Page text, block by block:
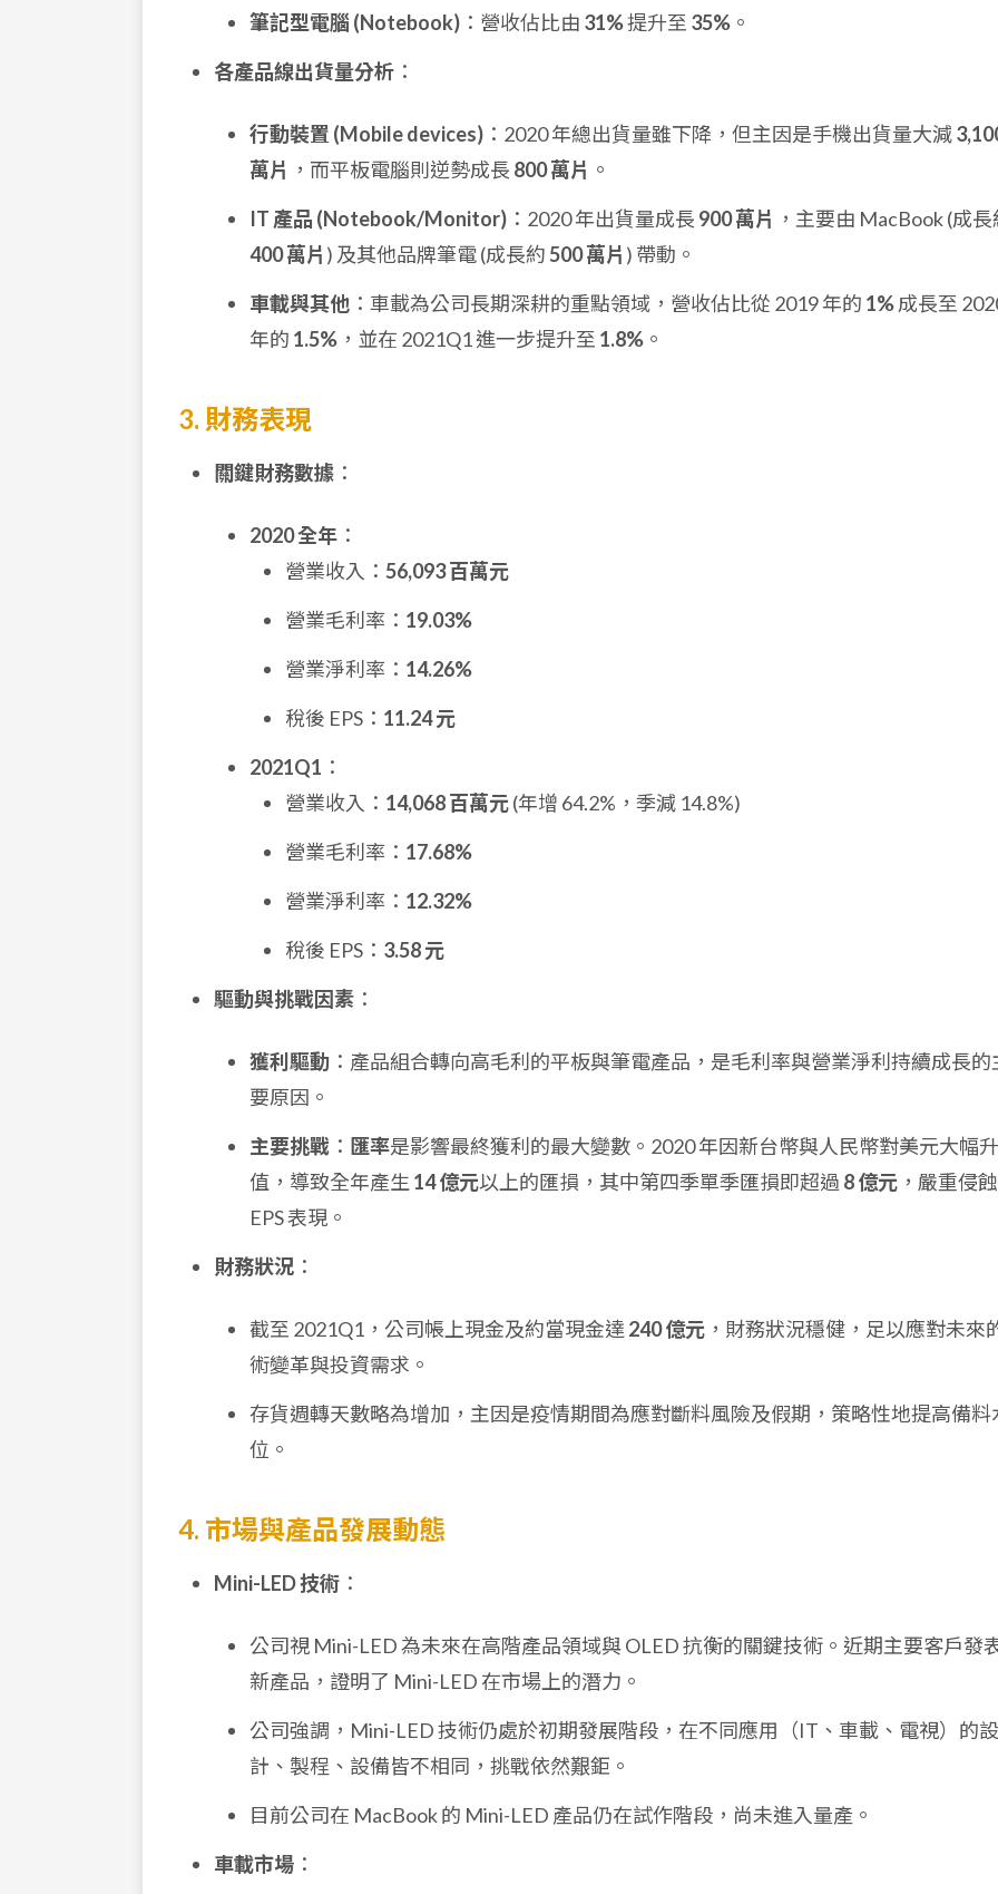
筆記型電腦 (Notebook) ：營收佔比由 31%提升至 35% 。
各產品線出貨量分析 ：
行動裝置 (Mobile devices) ：2020 年總出貨量雖下降，但主因是手機出貨量大減
萬片 ，而平板電腦則逆勢成長 800 萬片 。
IT 產品 (Notebook/Monitor) ：2020 年出貨量成長 900 萬片 ，主要由 MacBook (成長
400 萬片 ) 及其他品牌筆電 (成長約500 萬片 ) 帶動。
車載與其他 ：車載為公司長期深耕的重點領域，營收佔比從 2019 年的 1%成長至
年的 1.5% ，並在 2021Q1 進一步提升至 1.8% 。
3. 財務表現
關鍵財務數據 ：
2020 全年 ：
營業收入： 56,093 百萬元
營業毛利率： 19.03%
營業淨利率： 14.26%
稅後 EPS： 11.24 元
2021Q1 ：
營業收入： 14,068 百萬元(年增 64.2%，季減 14.8%)
營業毛利率： 17.68%
營業淨利率： 12.32%
稅後 EPS： 3.58 元
驅動與挑戰因素 ：
獲利驅動 ：產品組合轉向高毛利的平板與筆電產品，是毛利率與營業淨利持續成長的
要原因。
主要挑戰 ： 匯率是影響最終獲利的最大變數。2020 年因新台幣與人民幣對美元大幅升
值，導致全年產生 14 億元以上的匯損，其中第四季單季匯損即超過 8 億元 ，嚴重侵蝕
EPS 表現。
財務狀況 ：
截至 2021Q1，公司帳上現金及約當現金達 240 億元 ，財務狀況穩健，足以應對未來
術變革與投資需求。
存貨週轉天數略為增加，主因是疫情期間為應對斷料風險及假期，策略性地提高備料
位。
4. 市場與產品發展動態
Mini-LED 技術 ：
公司視 Mini-LED 為未來在高階產品領域與 OLED 抗衡的關鍵技術。近期主要客戶發
新產品，證明了 Mini-LED 在市場上的潛力。
公司強調，Mini-LED 技術仍處於初期發展階段，在不同應用（IT、車載、電視）的設
計、製程、設備皆不相同，挑戰依然艱鉅。
目前公司在 MacBook 的 Mini-LED 產品仍在試作階段，尚未進入量產。
車載市場 ：